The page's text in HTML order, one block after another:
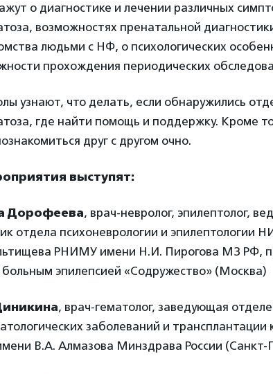
о диагностике и лечении различных
возможностях пренатальной
людьми с НФ, о психологических
прохождения периодических
узнают, что делать, если обнаружились
где найти помощь и поддержку. Кроме
друг с другом очно.
выступят:
Дорофеева, врач-невролог, эпилептолог,
отдела психоневрологии и эпилептологии
РНИМУ имени Н.И. Пирогова МЗ РФ,
эпилепсией «Содружество» (Москва)
, врач-гематолог, заведующая
заболеваний и трансплантации
В.А. Алмазова Минздрава России (Санкт-